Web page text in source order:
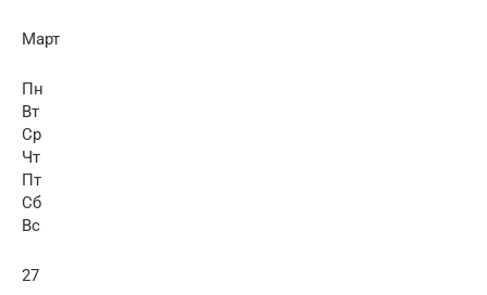
Март
Пн
Вт
Ср
Чт
Пт
Сб
Вс
27